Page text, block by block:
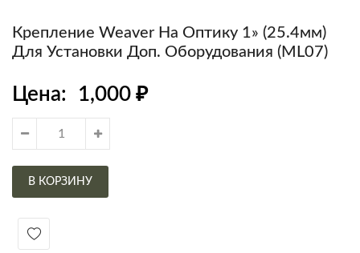
Крепление Weaver На Оптику 1» (25.4мм)
Для Установки Доп. Оборудования (ML07)
Цена: 1,000 ₽
В КОРЗИНУ